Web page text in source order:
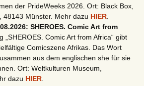
der PrideWeeks 2026. Ort: Black Box,
48143 Münster. Mehr dazu HIER
SHEROES. Comic Art from
„SHEROES. Comic Art from Africa“ gibt
Comicszene Afrikas. Das Wort
aus dem englischen she für sie
Ort: Weltkulturen Museum,
dazu HIER